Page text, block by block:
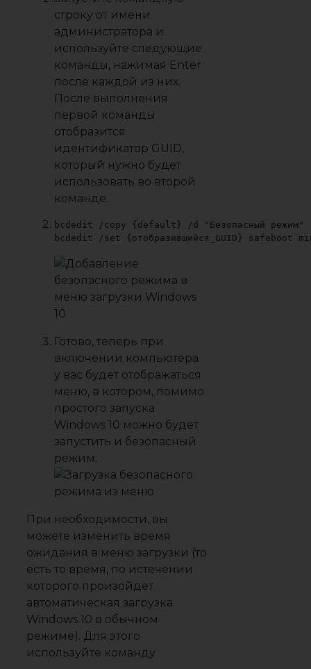
строку от имени
администратора и
используйте следующие
команды, нажимая Enter
после каждой из них.
После выполнения
первой команды
отобразится
идентификатор GUID,
который нужно будет
использовать во второй
команде.
bcdedit /copy {default} /d "Безопасный режим"
bcdedit /set {отобразившийся_GUID} safeboot
Готово, теперь при
включении компьютера
у вас будет отображаться
меню, в котором, помимо
простого запуска
Windows 10 можно будет
запустить и безопасный
режим.
При необходимости, вы
можете изменить время
ожидания в меню загрузки (то
есть то время, по истечении
которого произойдет
автоматическая загрузка
Windows 10 в обычном
режиме). Для этого
используйте команду